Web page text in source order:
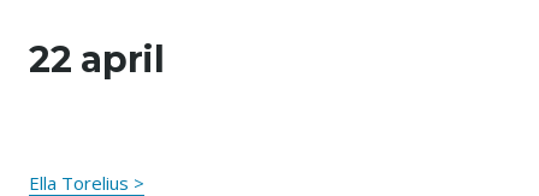
22 april
Ella Torelius >